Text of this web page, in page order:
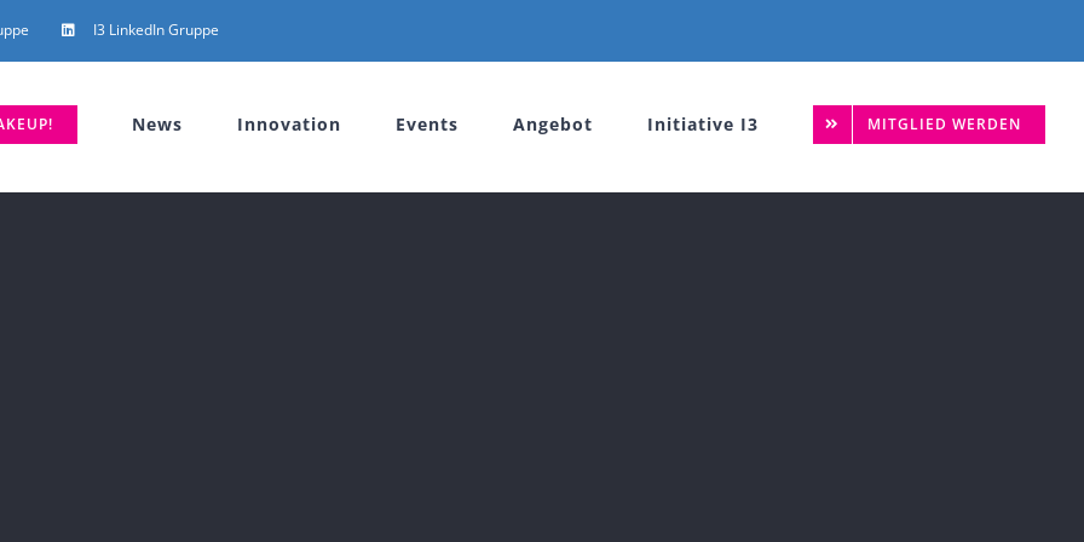
I3 LinkedIn Gruppe
News Innovation Events Angebot Initiative I3 MITGLIED WERDEN